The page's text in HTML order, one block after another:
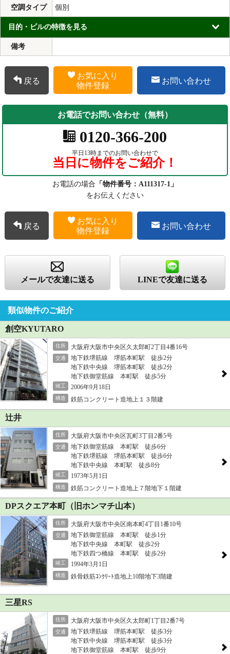
空調タイプ 個別
目的・ビルの特徴を見る
備考
戻る
お気に入り
物件登録
お問い合わせ
お電話でお問い合わせ（無料）
0120-366-200
平日13時までのお問い合わせで
当日に物件をご紹介！
お電話の場合 「物件番号：A111317-1」
をお伝えください
戻る
お気に入り
物件登録
お問い合わせ
メールで友達に送る LINEで友達に送る
類似物件のご紹介
創空KYUTARO
住所 大阪府大阪市中央区久太郎町2丁目4番16号
交通
地下鉄堺筋線 堺筋本町駅 徒歩2分
地下鉄中央線 堺筋本町駅 徒歩2分
地下鉄御堂筋線 本町駅 徒歩5分
竣工 2006年9月18日
構造 鉄筋コンクリート造地上１３階建
辻井
住所 大阪府大阪市中央区瓦町3丁目2番5号
交通
地下鉄御堂筋線 本町駅 徒歩6分
地下鉄堺筋線 堺筋本町駅 徒歩6分
地下鉄中央線 本町駅 徒歩8分
竣工 1973年5月1日
構造 鉄筋コンクリート造地上７階地下１階建
DPスクエア本町（旧ホンマチ山本）
住所 大阪府大阪市中央区南本町4丁目1番10号
交通
地下鉄御堂筋線 本町駅 徒歩1分
地下鉄中央線 本町駅 徒歩2分
地下鉄四つ橋線 本町駅 徒歩2分
竣工 1994年3月1日
構造 鉄骨鉄筋ｺﾝｸﾘｰﾄ造地上10階地下3階建
三星RS
住所 大阪府大阪市中央区久太郎町1丁目2番7号
交通
地下鉄堺筋線 堺筋本町駅 徒歩3分
地下鉄中央線 堺筋本町駅 徒歩3分
地下鉄御堂筋線 本町駅 徒歩9分